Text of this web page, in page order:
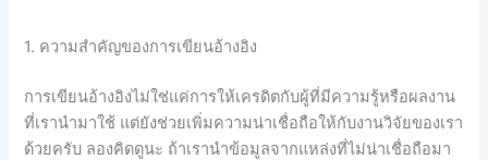
1. ความสำคัญของการเขียนอ้างอิง
การเขียนอ้างอิงไม่ใช่แค่การให้เครดิตกับผู้ที่มีความรู้หรือผลงาน
ที่เรานำมาใช้ แต่ยังช่วยเพิ่มความน่าเชื่อถือให้กับงานวิจัยของเรา
ด้วยครับ ลองคิดดูนะ ถ้าเรานำข้อมูลจากแหล่งที่ไม่น่าเชื่อถือมา